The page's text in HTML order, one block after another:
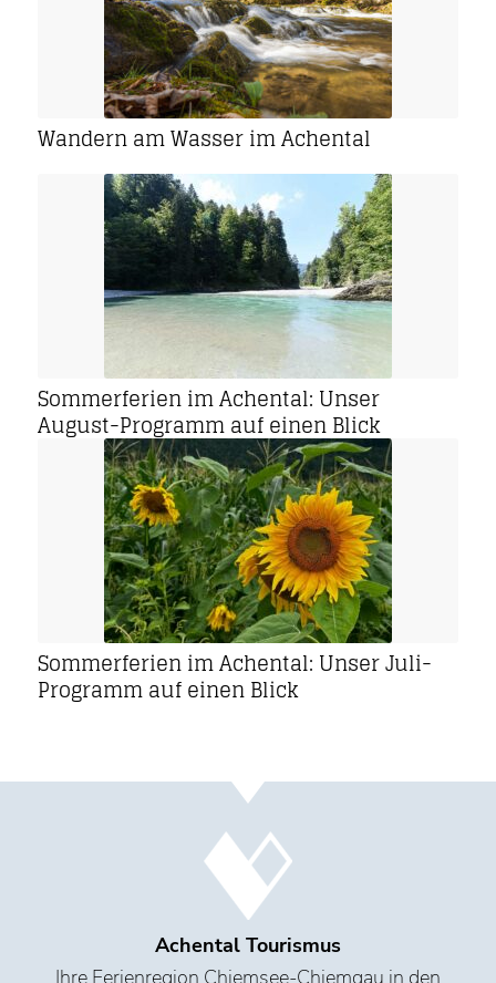
Wandern am Wasser im Achental
Sommerferien im Achental: Unser
August-Programm auf einen Blick
Sommerferien im Achental: Unser Juli-
Programm auf einen Blick
Achental Tourismus
Ihre Ferienregion Chiemsee-Chiemgau in den